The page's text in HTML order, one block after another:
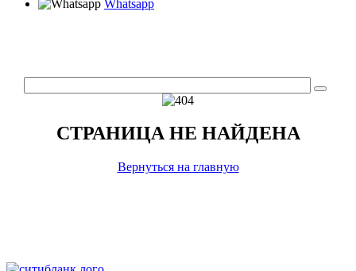
Whatsapp
СТРАНИЦА НЕ НАЙДЕНА
Вернуться на главную